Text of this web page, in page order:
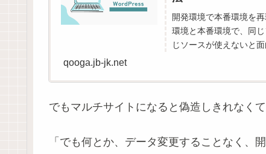
開発環境で本番環境を
環境と本番環境で、同
じソースが使えないと
qooga.jb-jk.net
でもマルチサイトになると偽造しきれなく
「でも何とか、データ変更することなく、